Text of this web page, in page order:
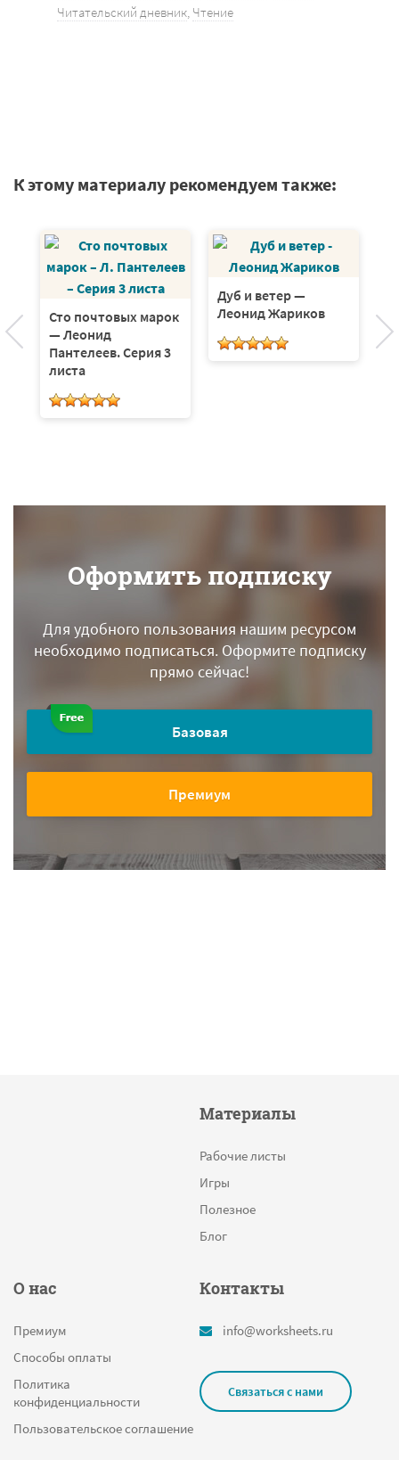
Читательский дневник Чтение
К этому материалу рекомендуем также:
Сто почтовых марок
— Леонид
Пантелеев. Серия 3
листа
Дуб и ветер —
Леонид Жариков
Оформить подписку
Для удобного пользования нашим ресурсом
необходимо подписаться.Оформите подписку
прямо сейчас!
Базовая
Премиум
Материалы
Рабочие листы
Игры
Полезное
Блог
О нас
Премиум
Способы оплаты
Политика
конфиденциальности
Пользовательское соглашение
Контакты
info@worksheets.ru
Связаться с нами